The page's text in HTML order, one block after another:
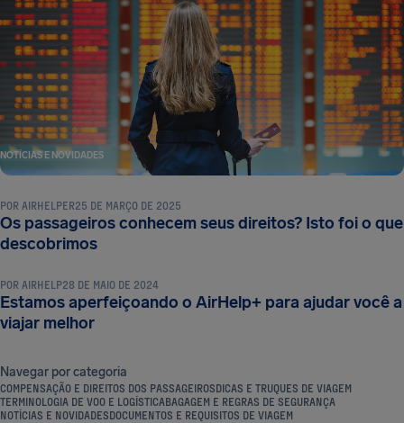
NOTÍCIAS E NOVIDADES
POR AIRHELPER25 DE MARÇO DE 2025
Os passageiros conhecem seus direitos? Isto foi o que
descobrimos
POR AIRHELP28 DE MAIO DE 2024
Estamos aperfeiçoando o AirHelp+ para ajudar você a
viajar melhor
Navegar por categoria
COMPENSAÇÃO E DIREITOS DOS PASSAGEIROSDICAS E TRUQUES DE VIAGEM
TERMINOLOGIA DE VOO E LOGÍSTICABAGAGEM E REGRAS DE SEGURANÇA
NOTÍCIAS E NOVIDADESDOCUMENTOS E REQUISITOS DE VIAGEM